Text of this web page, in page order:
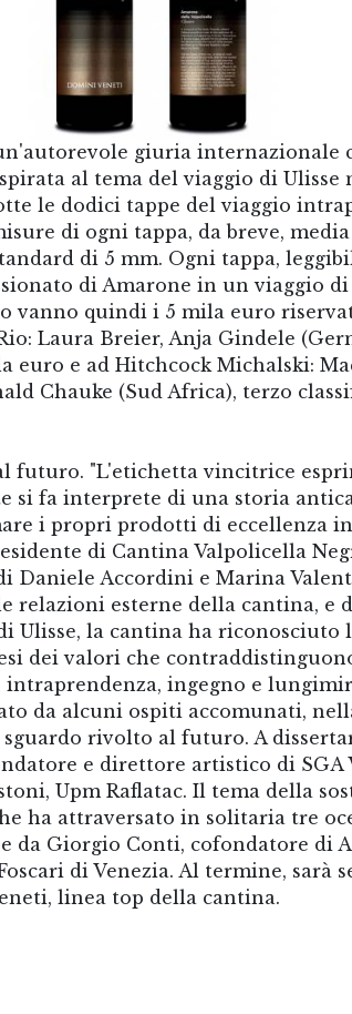
giuria internazionale
al tema del viaggio di Ulisse
le dodici tappe del viaggio
di ogni tappa, da breve,
di 5 mm. Ogni tappa,
di Amarone in un viaggio
vanno quindi i 5 mila euro
Laura Breier, Anja Gindele
euro e ad Hitchcock Michalski:
Chauke (Sud Africa), terzo
futuro. "L'etichetta vincitrice
si fa interprete di una storia
i propri prodotti di eccellenza
di Cantina Valpolicella
Daniele Accordini e Marina
relazioni esterne della cantina, e
Ulisse, la cantina ha
dei valori che
ingegno e
da alcuni ospiti accomunati,
rivolto al futuro. A
e direttore artistico di SGA
Upm Raflatac. Il tema della
ha attraversato in solitaria tre
da Giorgio Conti, cofondatore di
di Venezia. Al termine, sarà
linea top della cantina.